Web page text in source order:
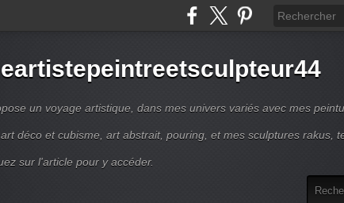
un voyage artistique, dans mes univers variés avec mes
déco et cubisme, art abstrait, pouring, et mes sculptures rakus,
sur l'article pour y accéder.